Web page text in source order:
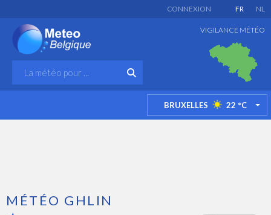
FR NL
CONNEXION
VIGILANCE MÉTÉO
BRUXELLES 22 °C
MÉTÉO GHLIN